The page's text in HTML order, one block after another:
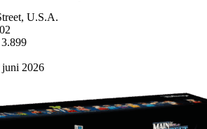
U.S.A.
juni 2026